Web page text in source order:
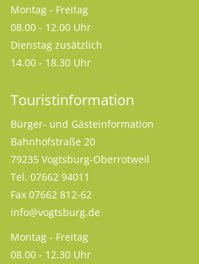
Montag - Freitag
08.00 - 12.00 Uhr
Dienstag zusätzlich
14.00 - 18.30 Uhr
Touristinformation
Bürger- und Gästeinformation
Bahnhofstraße 20
79235 Vogtsburg-Oberrotweil
Tel. 07662 94011
Fax 07662 812-62
info@vogtsburg.de
Montag - Freitag
08.00 - 12.30 Uhr